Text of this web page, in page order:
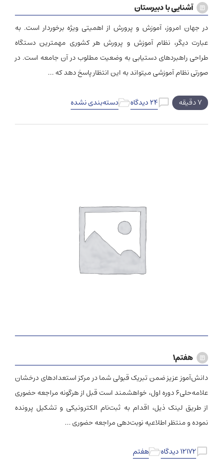
آشنایی با دبیرستان
در جهان امروز، آموزش ‏و پرورش از اهمیتی ویژه برخوردار است. به
عبارت دیگر، نظام آموزش و پرورش هر کشوری مهم‏ترین دستگاه
طراحی راهبردهای دستیابی به وضعیت مطلوب در آن جامعه است. در
صورتی نظام آموزشی می‏تواند به این انتظار پاسخ دهد که …
۷ دقیقه ۲۴ دیدگاه دسته‌بندی نشده
هفتم۱
دانش‌آموز عزیز ضمن تبریک قبولی شما در مرکز استعدادهای درخشان
علامه‌حلی۶ دوره اول، خواهشمند است قبل از هرگونه مراجعه حضوری
از طریق لینک ذیل، اقدام به ثبت‌نام الکترونیکی و‌ تشکیل پرونده
نموده و‌ منتظر اطلاعیه نوبت‌دهی مراجعه حضوری …
۱۲۱۷۲ دیدگاه هفتم